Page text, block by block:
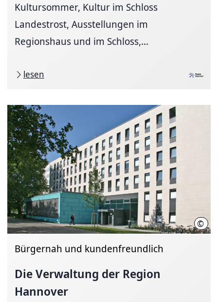
Kultursommer, Kultur im Schloss
Landestrost, Ausstellungen im
Regionshaus und im Schloss,...
lesen
©
Bürgernah und kundenfreundlich
Die Verwaltung der Region
Hannover